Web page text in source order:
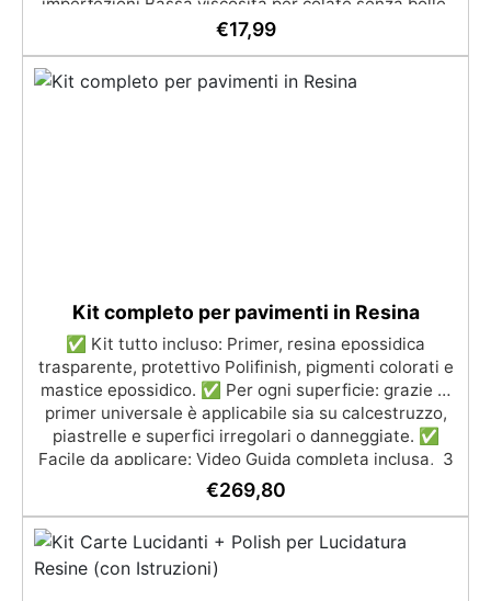
compatibile con legno, silicone, vetro, metallo e altri
per il contatto con la pelle, Bpa Free e senza Solventi
(Voc Free) Superficie lucida, autolivellante e con filtri
€17,99
Kit completo per pavimenti in Resina
✅ Kit tutto incluso: Primer, resina epossidica
trasparente, protettivo Polifinish, pigmenti colorati e
mastice epossidico. ✅ Per ogni superficie: grazie al
primer universale è applicabile sia su calcestruzzo,
piastrelle e superfici irregolari o danneggiate. ✅
Facile da applicare: Video Guida completa inclusa, 3
semplici passaggi, dalla preparazione della superficie
alla finitura protettiva antigraffio. ✅ Risultati
professionali: Sistema autolivellante, resistente ai
raggi UV, duraturo e con finitura lucida o satinata. ✅
Personalizzabile: Disponibile in kit per metrature da
€269,80